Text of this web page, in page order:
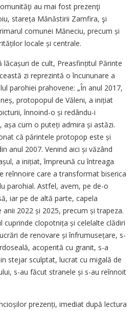
au mai fost prezenţi
stareța Mănăstirii Zamfira, şi
comunei Măneciu, precum și
locale și centrale.
de cult, Preasfințitul Părinte
zi reprezintă o încununare a
parohiei prahovene: „În anul 2017,
protopopul de Văleni, a inițiat
înnoind-o și redându-i
cum o puteți admira și astăzi.
că părintele protopop este și
anul 2007. Venind aici și văzând
a inițiat, împreună cu întreaga
reînnoire care a transformat biserica
parohial. Astfel, avem, pe de-o
iar pe de altă parte, capela
2022 și 2025, precum și trapeza.
cuprinde clopotnița și celelalte clădiri
de renovare și înfrumusețare, s-
acoperită cu granit, s-a
stejar sculptat, lucrat cu migală de
s-au făcut stranele și s-au reînnoit
prezenți, imediat după lectura